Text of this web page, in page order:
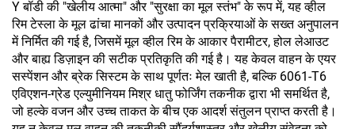
Y बॉडी की "खेलीय आत्मा" और "सुरक्षा का मूल स्तंभ" के रूप में, यह व्हील
रिम टेस्ला के मूल ढांचा मानकों और उत्पादन प्रक्रियाओं के सख्त अनुपालन
में निर्मित की गई है, जिसमें मूल व्हील रिम के आकार पैरामीटर, होल लेआउट
और बाह्य डिज़ाइन की सटीक प्रतिकृति की गई है। यह केवल वाहन के एयर
सस्पेंशन और ब्रेक सिस्टम के साथ पूर्णतः मेल खाती है, बल्कि 6061-T6
एविएशन-ग्रेड एल्युमीनियम मिश्र धातु फोर्जिंग तकनीक द्वारा भी समर्थित है,
जो हल्के वजन और उच्च ताकत के बीच एक आदर्श संतुलन प्राप्त करती है।